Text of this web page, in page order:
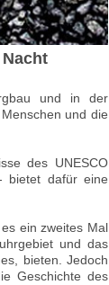
und in der
und die
des UNESCO
bietet dafür eine
ein zweites Mal
und das
bieten. Jedoch
Geschichte des